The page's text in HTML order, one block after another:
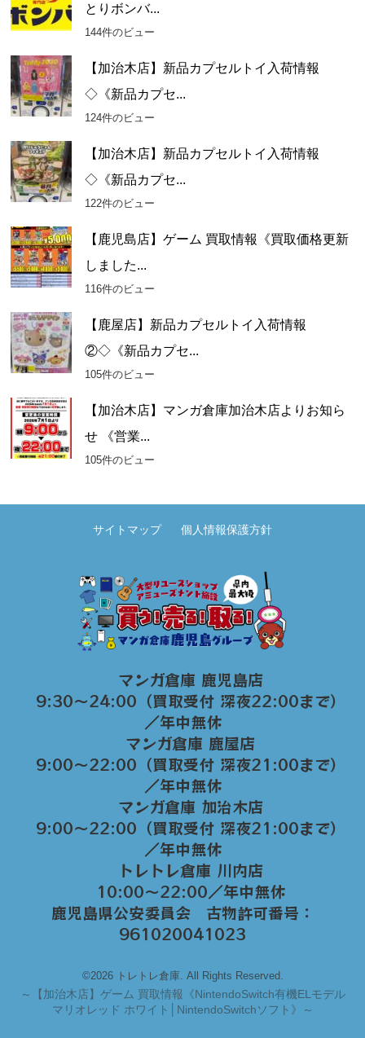
とりボンバ...
144件のビュー
【加治木店】新品カプセルトイ入荷情報
◇《新品カプセ...
124件のビュー
【加治木店】新品カプセルトイ入荷情報
◇《新品カプセ...
122件のビュー
【鹿児島店】ゲーム 買取情報《買取価格更新
しました...
116件のビュー
【鹿屋店】新品カプセルトイ入荷情報
②◇《新品カプセ...
105件のビュー
【加治木店】マンガ倉庫加治木店よりお知ら
せ 《営業...
105件のビュー
サイトマップ 個人情報保護方針
マンガ倉庫 鹿児島店
9:30～24:00（買取受付 深夜22:00まで）
／年中無休
マンガ倉庫 鹿屋店
9:00～22:00（買取受付 深夜21:00まで）
／年中無休
マンガ倉庫 加治木店
9:00〜22:00（買取受付 深夜21:00まで）
／年中無休
トレトレ倉庫 川内店
10:00〜22:00／年中無休
鹿児島県公安委員会 古物許可番号：
961020041023
©2026 トレトレ倉庫. All Rights Reserved.
～
【加治木店】ゲーム 買取情報《NintendoSwitch有機ELモデル
マリオレッド ホワイト│NintendoSwitchソフト》～